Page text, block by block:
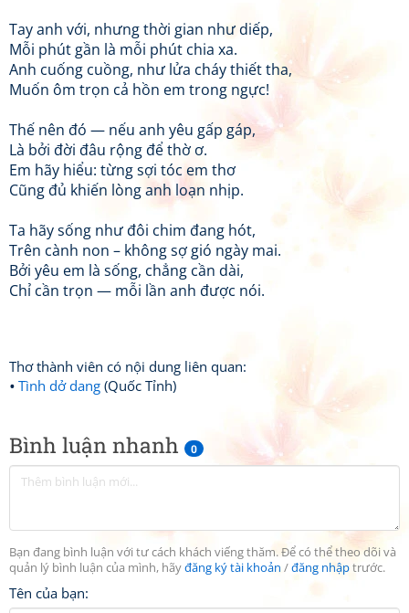
Bình luận nhanh 0
Bạn đang bình luận với tư cách khách viếng thăm. Để có thể theo dõi và
quản lý bình luận của mình, hãyđăng ký tài khoản /đăng nhậptrước.
Tên của bạn:
Tay anh với, nhưng thời gian như diếp,
Mỗi phút gần là mỗi phút chia xa.
Anh cuống cuồng, như lửa cháy thiết tha,
Muốn ôm trọn cả hồn em trong ngực!
Thế nên đó — nếu anh yêu gấp gáp,
Là bởi đời đâu rộng để thờ ơ.
Em hãy hiểu: từng sợi tóc em thơ
Cũng đủ khiến lòng anh loạn nhịp.
Ta hãy sống như đôi chim đang hót,
Trên cành non – không sợ gió ngày mai.
Bởi yêu em là sống, chẳng cần dài,
Chỉ cần trọn — mỗi lần anh được nói.
Thơ thành viên có nội dung liên quan:
Tình dở dang (Quốc Tỉnh)